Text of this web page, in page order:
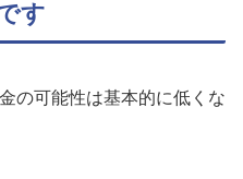
す
の可能性は基本的に低くな